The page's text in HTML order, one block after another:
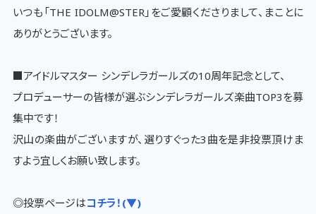
いつも「THE IDOLM@STER」をご愛顧くださりまして、まことに
ありがとうございます。
■アイドルマスター シンデレラガールズの10周年記念として、
プロデューサーの皆様が選ぶシンデレラガールズ楽曲TOP3を募
集中です！
沢山の楽曲がございますが、選りすぐった3曲を是非投票頂けま
すよう宜しくお願い致します。
◎投票ページはコチラ！(▼)